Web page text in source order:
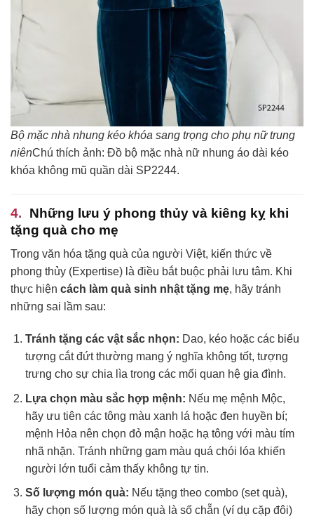
Bộ mặc nhà nhung kéo khóa sang trọng cho phụ nữ trung
niênChú thích ảnh: Đồ bộ mặc nhà nữ nhung áo dài kéo
khóa không mũ quần dài SP2244.
Những lưu ý phong thủy và kiêng kỵ khi
tặng quà cho mẹ
Trong văn hóa tặng quà của người Việt, kiến thức về
phong thủy (Expertise) là điều bắt buộc phải lưu tâm. Khi
thực hiện cách làm quà sinh nhật tặng mẹ, hãy tránh
những sai lầm sau:
Tránh tặng các vật sắc nhọn: Dao, kéo hoặc các biểu
tượng cắt đứt thường mang ý nghĩa không tốt, tượng
trưng cho sự chia lìa trong các mối quan hệ gia đình.
Lựa chọn màu sắc hợp mệnh: Nếu mẹ mệnh Mộc,
hãy ưu tiên các tông màu xanh lá hoặc đen huyền bí;
mệnh Hỏa nên chọn đỏ mận hoặc hạ tông với màu tím
nhã nhặn. Tránh những gam màu quá chói lóa khiến
người lớn tuổi cảm thấy không tự tin.
Số lượng món quà: Nếu tặng theo combo (set quà),
hãy chọn số lượng món quà là số chẵn (ví dụ cặp đôi)